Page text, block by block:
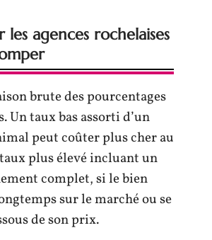
les agences rochelaises
brute des pourcentages
Un taux bas assorti d’un
peut coûter plus cher au
plus élevé incluant un
complet, si le bien
sur le marché ou se
de son prix.